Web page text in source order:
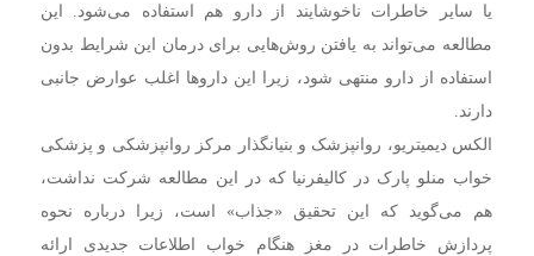
یا سایر خاطرات ناخوشایند از دارو هم استفاده می‌شود. این
مطالعه می‌تواند به یافتن روش‌هایی برای درمان این شرایط بدون
استفاده از دارو منتهی شود، زیرا این داروها اغلب عوارض جانبی
دارند.
الکس دیمیتریو، روانپزشک و بنیانگذار مرکز روانپزشکی و پزشکی
خواب منلو پارک در کالیفرنیا که در این مطالعه شرکت نداشت،
هم می‌گوید که این تحقیق «جذاب» است، زیرا درباره نحوه
پردازش خاطرات در مغز هنگام خواب اطلاعات جدیدی ارائه